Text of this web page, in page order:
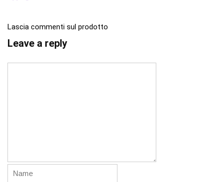
Lascia commenti sul prodotto
Leave a reply